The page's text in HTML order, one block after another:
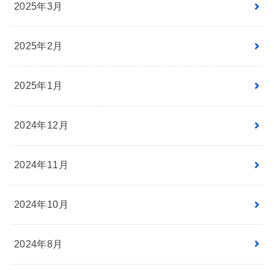
2025年3月
2025年2月
2025年1月
2024年12月
2024年11月
2024年10月
2024年8月